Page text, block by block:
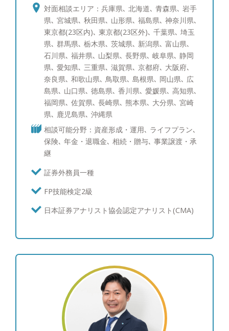
裕層のご相談者様にもさまざまなお悩みがあるかと
存じます。 一方でそのお悩みは、資産運用、贈
与・相続を含めた資産承継、事業承継、投資教育、
に大きく分けられるかと存じます。そのそれぞれに
ついて海外を含めて経験を10年以上積み重ねて参り
ました。 すでにアドバイザーが担当しているお客
様も、これからご検討されるお客様にも満足いただ
けるサービスをご提供できるかと存じます。 【資
産運用：ポートフォリオ分析と債券運用への取り組
み】 ポートフォリオ分析では、ブルームバーグと
いう機関投資家含めたプロ投資家が愛用する専用情
報端末を使い、サービスをご提供しています。債券
運用のスキルは三菱UFJメリルリンチPB証券時代に
磨かれ、シンガポールへの社費留学経験を活かし、
海外の最新情報を収集しています。現在ポートフォ
討中の方々にも、期待にお応え出来るサービスを提
供させて頂けることと自負しています。 【資産運
用：ポートフォリオ運用について】 富裕層の皆様
多くいただくため、個別株よりも値動きが安定的な
債券と、インデックス投信やETFの組み合わせを中
心にご提案を行い、継続的な利息とキャピタルゲイ
ンを目指すポートフォリオを構築しています。 結
果としてお客様からは、上下はあるもののご納得い
ただける運用を行えていることから、「亀井さんに
任せて良かった。」と喜んでいただけることが多い
です。 【資産運用：情報収集への取り組み】 とり
対面相談エリア：兵庫県､ 北海道､ 青森県､ 岩手
県､ 宮城県､ 秋田県､ 山形県､ 福島県､ 神奈川県､
東京都(23区内)､ 東京都(23区外)､ 千葉県､ 埼玉
県､ 群馬県､ 栃木県､ 茨城県､ 新潟県､ 富山県､
石川県､ 福井県､ 山梨県､ 長野県､ 岐阜県､ 静岡
県､ 愛知県､ 三重県､ 滋賀県､ 京都府､ 大阪府､
奈良県､ 和歌山県､ 鳥取県､ 島根県､ 岡山県､ 広
島県､ 山口県､ 徳島県､ 香川県､ 愛媛県､ 高知県､
福岡県､ 佐賀県､ 長崎県､ 熊本県､ 大分県､ 宮崎
県､ 鹿児島県､ 沖縄県
相談可能分野：資産形成・運用､ ライフプラン､
保険､ 年金・退職金､ 相続・贈与､ 事業譲渡・承
継
証券外務員一種
FP技能検定2級
日本証券アナリスト協会認定アナリスト(CMA)